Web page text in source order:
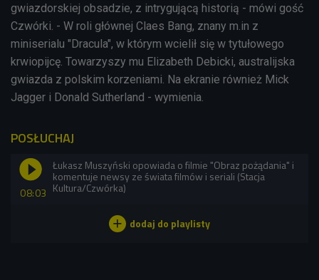
gwiazdorskiej obsadzie, z intrygującą historią - mówi gość
Czwórki. - W roli głównej Claes Bang, znany m.in z
miniserialu "Dracula", w którym wcielił się w tytułowego
krwiopijcę. Towarzyszy mu Elizabeth Debicki, australijska
gwiazda z polskim korzeniami. Na ekranie również Mick
Jagger i Donald Sutherland - wymienia.
POSŁUCHAJ
08:03
Łukasz Muszyński opowiada o filmie "Obraz pożądania" i
komentuje newsy ze świata filmów i seriali (Stacja
Kultura/Czwórka)